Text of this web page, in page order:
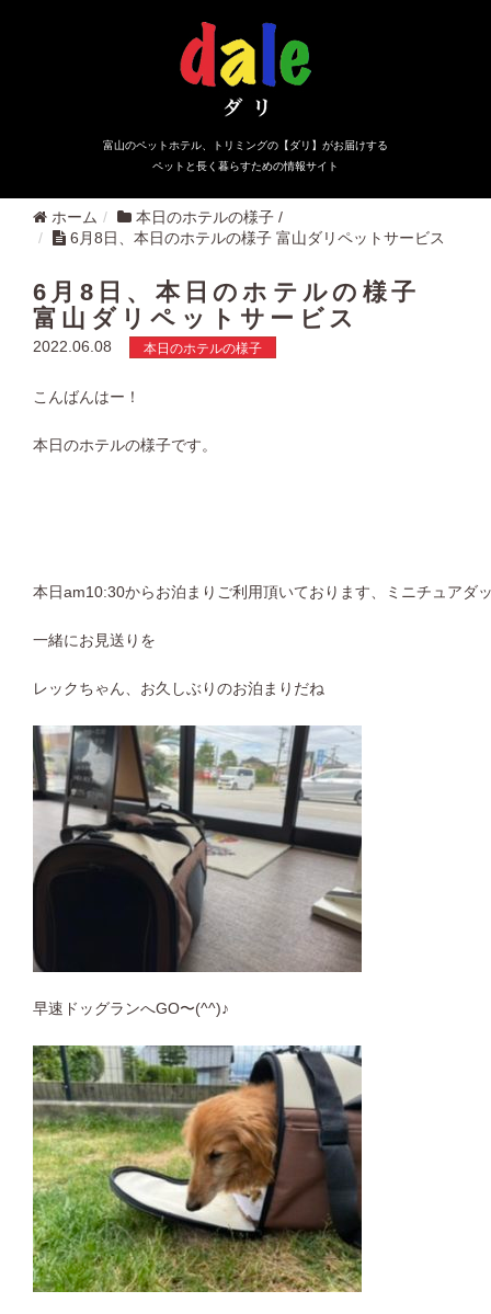
富山のペットホテル、トリミングの【ダリ】がお届けする
ペットと長く暮らすための情報サイト
ホーム 本日のホテルの様子 /
6月8日、本日のホテルの様子 富山ダリペットサービス
6月8日、本日のホテルの様子
富山ダリペットサービス
2022.06.08 本日のホテルの様子
こんばんはー！
本日のホテルの様子です。
本日am10:30からお泊まりご利用頂いております、ミニチュアダ
一緒にお見送りを
レックちゃん、お久しぶりのお泊まりだね
早速ドッグランへGO〜(^^)♪